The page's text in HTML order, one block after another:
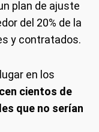
plan de ajuste
del 20% de la
y contratados.
en los
cientos de
que no serían